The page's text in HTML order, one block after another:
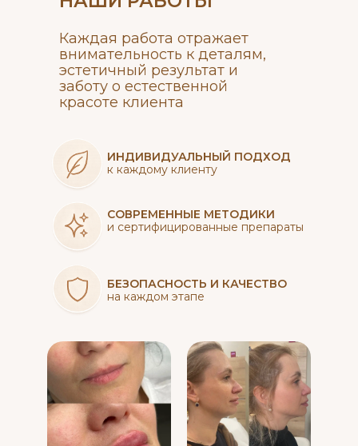
Каждая работа отражает
внимательность к деталям,
эстетичный результат и
заботу о естественной
красоте клиента
ИНДИВИДУАЛЬНЫЙ ПОДХОД
к каждому клиенту
СОВРЕМЕННЫЕ МЕТОДИКИ
и сертифицированные препараты
БЕЗОПАСНОСТЬ И КАЧЕСТВО
на каждом этапе